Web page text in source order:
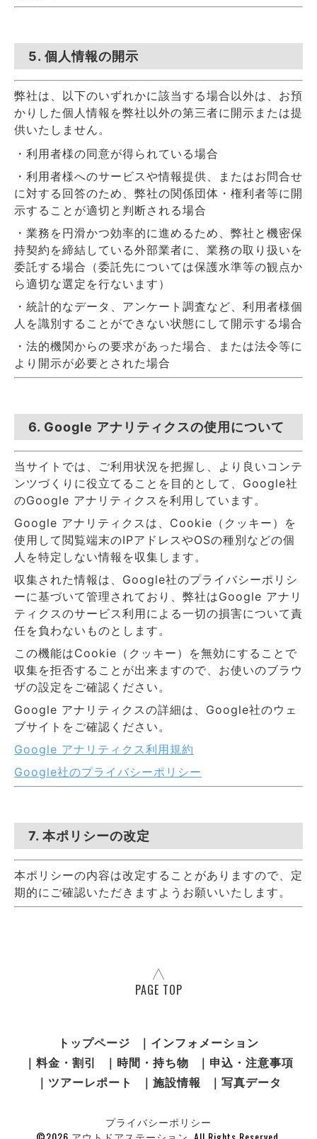
5. 個人情報の開示
弊社は、以下のいずれかに該当する場合以外は、お預
かりした個人情報を弊社以外の第三者に開示または提
供いたしません。
・利用者様の同意が得られている場合
・利用者様へのサービスや情報提供、またはお問合せ
に対する回答のため、弊社の関係団体・権利者等に開
示することが適切と判断される場合
・業務を円滑かつ効率的に進めるため、弊社と機密保
持契約を締結している外部業者に、業務の取り扱いを
委託する場合（委託先については保護水準等の観点か
ら適切な選定を行ないます）
・統計的なデータ、アンケート調査など、利用者様個
人を識別することができない状態にして開示する場合
・法的機関からの要求があった場合、または法令等に
より開示が必要とされた場合
6. Google アナリティクスの使用について
当サイトでは、ご利用状況を把握し、より良いコンテ
ンツづくりに役立てることを目的として、Google社
のGoogle アナリティクスを利用しています。
Google アナリティクスは、Cookie（クッキー）を
使用して閲覧端末のIPアドレスやOSの種別などの個
人を特定しない情報を収集します。
収集された情報は、Google社のプライバシーポリシ
ーに基づいて管理されており、弊社はGoogle アナリ
ティクスのサービス利用による一切の損害について責
任を負わないものとします。
この機能はCookie（クッキー）を無効にすることで
収集を拒否することが出来ますので、お使いのブラウ
ザの設定をご確認ください。
Google アナリティクスの詳細は、Google社のウェ
ブサイトをご確認ください。
Google アナリティクス利用規約
Google社のプライバシーポリシー
7. 本ポリシーの改定
本ポリシーの内容は改定することがありますので、定
期的にご確認いただきますようお願いいたします。
PAGE TOP
トップページ
｜インフォメーション
｜料金・割引
｜時間・持ち物
｜申込・注意事項
｜ツアーレポート
｜施設情報 ｜写真データ
プライバシーポリシー